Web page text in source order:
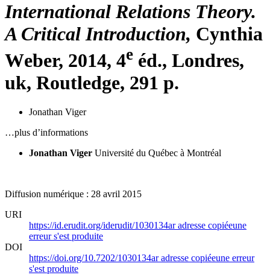
International Relations Theory.
A Critical Introduction, Cynthia
Weber, 2014, 4e éd., Londres,
uk, Routledge, 291 p.
Jonathan Viger
…plus d’informations
Jonathan Viger Université du Québec à Montréal
Diffusion numérique : 28 avril 2015
URI
https://id.erudit.org/iderudit/1030134aradresse copiéeune
erreur s'est produite
DOI
https://doi.org/10.7202/1030134aradresse copiéeune erreur
s'est produite